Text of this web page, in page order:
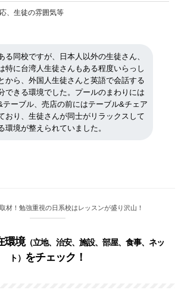
、生徒の雰囲気等
る同校ですが、日本人以外の生徒さん、
特に台湾人生徒さんもある程度いらっし
から、外国人生徒さんと英語で会話する
できる環境でした。プールのまわりには
テーブル、売店の前にはテーブル&チェア
おり、生徒さんが同士がリラックスして
環境が整えられていました。
材！勉強重視の日系校はレッスンが盛り沢山！
環境（立地、治安、施設、部屋、食事、ネッ
ト） をチェック！